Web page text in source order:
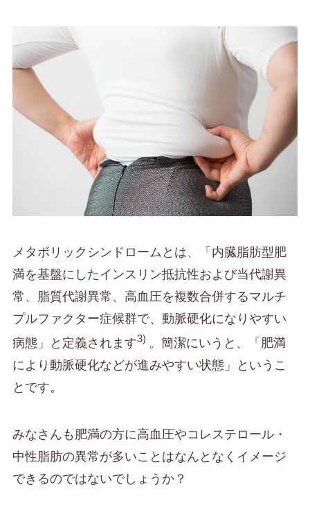
メタボリックシンドロームとは、「内臓脂肪型肥
満を基盤にしたインスリン抵抗性および当代謝異
常、脂質代謝異常、高血圧を複数合併するマルチ
プルファクター症候群で、動脈硬化になりやすい
病態」と定義されます3) 。簡潔にいうと、「肥満
により動脈硬化などが進みやすい状態」というこ
とです。
みなさんも肥満の方に高血圧やコレステロール・
中性脂肪の異常が多いことはなんとなくイメージ
できるのではないでしょうか？